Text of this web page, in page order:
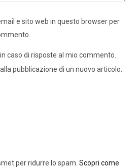
e sito web in questo browser per
caso di risposte al mio commento.
pubblicazione di un nuovo articolo.
per ridurre lo spam. Scopri come